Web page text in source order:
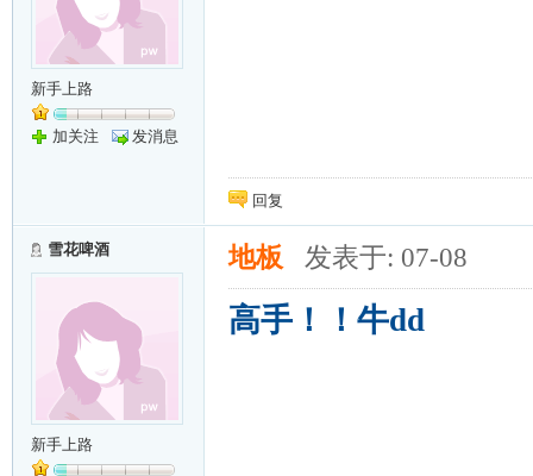
新手上路
加关注 发消息
回复
雪花啤酒
新手上路
地板 发表于: 07-08
高手！！牛dd